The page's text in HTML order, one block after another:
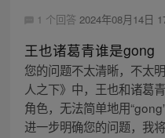
1 个回答 2024年08月14日
王也诸葛青谁是gong
您的问题不太清晰，不太
人之下》中，王也和诸葛
角色，无法简单地用
进一步明确您的问题，我